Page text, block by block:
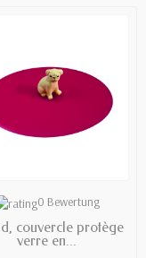
AVAILABLE
0 Bewertung
couvercle protège
verre en...